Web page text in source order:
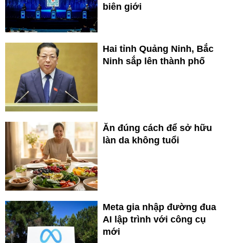
biên giới
Hai tỉnh Quảng Ninh, Bắc
Ninh sắp lên thành phố
Ăn đúng cách để sở hữu
làn da không tuổi
Meta gia nhập đường đua
AI lập trình với công cụ
mới